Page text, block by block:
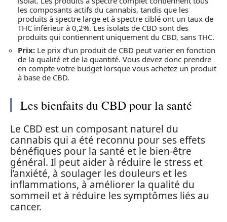
les composants actifs du cannabis, tandis que les
produits à spectre large et à spectre ciblé ont un taux de
THC inférieur à 0,2%. Les isolats de CBD sont des
produits qui contiennent uniquement du CBD, sans THC.
Prix: Le prix d’un produit de CBD peut varier en fonction
de la qualité et de la quantité. Vous devez donc prendre
en compte votre budget lorsque vous achetez un produit
à base de CBD.
Les bienfaits du CBD pour la santé
Le CBD est un composant naturel du
cannabis qui a été reconnu pour ses effets
bénéfiques pour la santé et le bien-être
général. Il peut aider à réduire le stress et
l’anxiété, à soulager les douleurs et les
inflammations, à améliorer la qualité du
sommeil et à réduire les symptômes liés au
cancer.